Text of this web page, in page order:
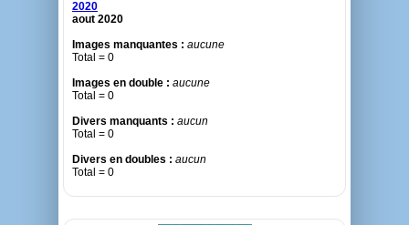
2020
aout 2020
Images manquantes : aucune
Total = 0
Images en double : aucune
Total = 0
Divers manquants : aucun
Total = 0
Divers en doubles : aucun
Total = 0